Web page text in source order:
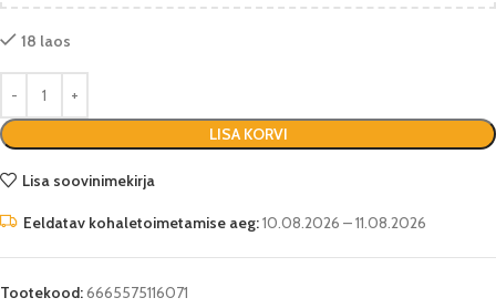
18 laos
LISA KORVI
Lisa soovinimekirja
Eeldatav kohaletoimetamise aeg:10.08.2026 – 11.08.2026
Tootekood:6665575116071